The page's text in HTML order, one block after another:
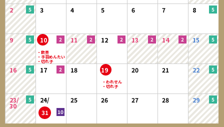
2 3 4 5 6 7 8
9 10 11 12 13 14 15
16 17 18 19 20 21 22
23/
30
24/
31
25 26 27 28 29